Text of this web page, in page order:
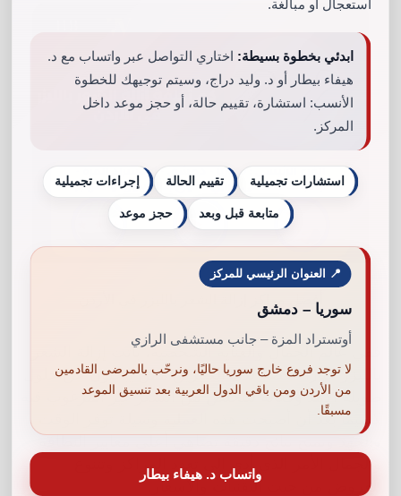
أفضل مراكز إزالة الشعر بالليزر في الأردن
ففي عالم الجمال والعناية الشخصية، باتت إزالة الشعر
بالليزر خيارا مفضلا لدى الكثيرين ممن يبحثون عن حلول
طويلة الأمد وفعالة للتخلص من الشعر غير المرغوب فيه
لاسيما بعد أن أصبحت هذه العملية وسيلة توفر الوقت
والجهد وتمنح نتائج دقيقة تضاهي أعلى معايير النظافة
والجمال الأمر الذي أدى إلى تعدد المراكز وتتنوع
العروض من حيث التقنيات والأسعار.
استعجال أو مبالغة.
ابدئي بخطوة بسيطة: اختاري التواصل عبر واتساب مع د.
هيفاء بيطار أو د. وليد دراج، وسيتم توجيهك للخطوة
الأنسب: استشارة، تقييم حالة، أو حجز موعد داخل
المركز.
استشارات تجميلية تقييم الحالة إجراءات تجميلية
متابعة قبل وبعد حجز موعد
📍 العنوان الرئيسي للمركز
سوريا – دمشق
أوتستراد المزة – جانب مستشفى الرازي
لا توجد فروع خارج سوريا حاليًا، ونرحّب بالمرضى القادمين
من الأردن ومن باقي الدول العربية بعد تنسيق الموعد
مسبقًا.
واتساب د. هيفاء بيطار